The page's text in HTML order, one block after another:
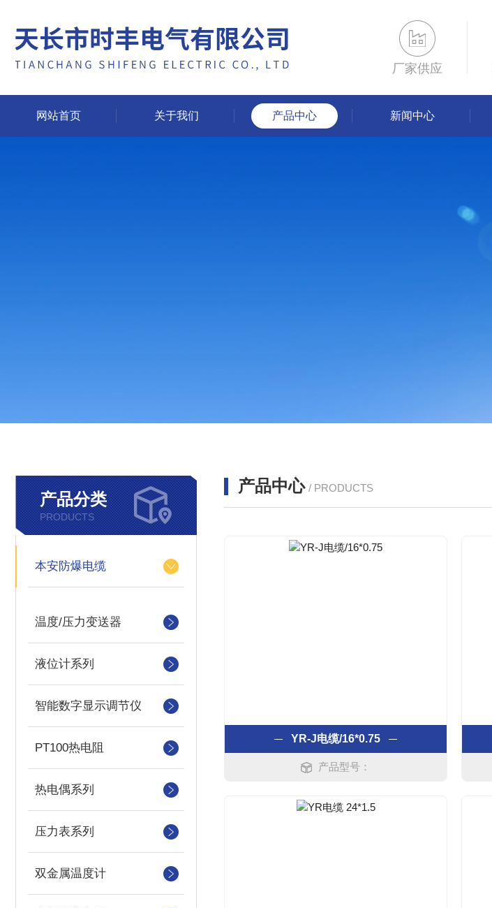
厂家供应
网站首页 关于我们 产品中心 新闻中心
产品分类
PRODUCTS
本安防爆电缆
温度/压力变送器
液位计系列
智能数字显示调节仪
PT100热电阻
热电偶系列
压力表系列
双金属温度计
产品中心 / PRODUCTS
YR-J电缆/16*0.75
产品型号：